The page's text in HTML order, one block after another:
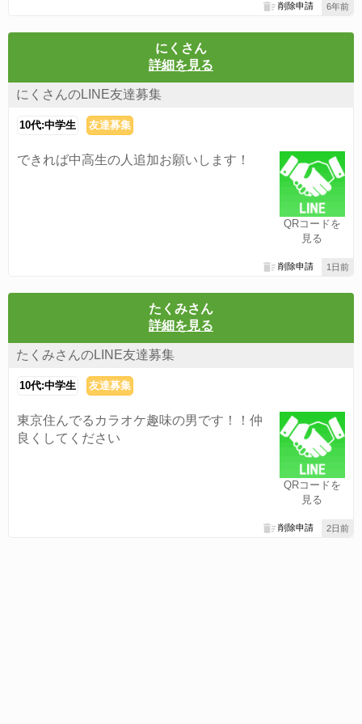
6年前
削除申請
にくさん
詳細を見る
にくさんのLINE友達募集
10代:中学生 友達募集
QRコードを
見る
できれば中高生の人追加お願いします！
1日前
削除申請
たくみさん
詳細を見る
たくみさんのLINE友達募集
10代:中学生 友達募集
QRコードを
見る
東京住んでるカラオケ趣味の男です！！仲
良くしてください
2日前
削除申請